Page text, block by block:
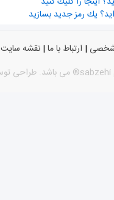
یك رمز جدید بسازید
شخصی | ارتباط با ما |نقشه سایت